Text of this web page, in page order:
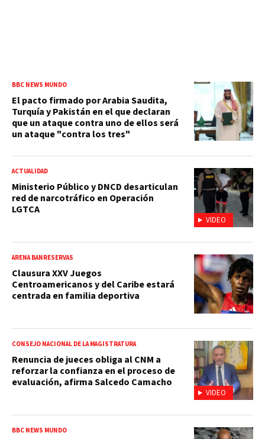
BBC NEWS MUNDO
El pacto firmado por Arabia Saudita,
Turquía y Pakistán en el que declaran
que un ataque contra uno de ellos será
un ataque "contra los tres"
VIDEO
ACTUALIDAD
Ministerio Público y DNCD desarticulan
red de narcotráfico en Operación
LGTCA
ARENA BANRESERVAS
Clausura XXV Juegos
Centroamericanos y del Caribe estará
centrada en familia deportiva
VIDEO
CONSEJO NACIONAL DE LA MAGISTRATURA
Renuncia de jueces obliga al CNM a
reforzar la confianza en el proceso de
evaluación, afirma Salcedo Camacho
BBC NEWS MUNDO